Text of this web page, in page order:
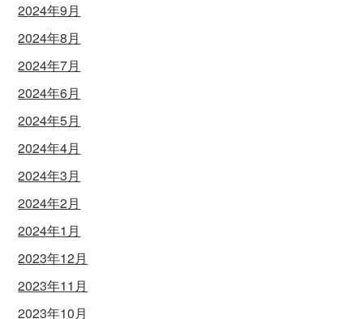
2024年9月
2024年8月
2024年7月
2024年6月
2024年5月
2024年4月
2024年3月
2024年2月
2024年1月
2023年12月
2023年11月
2023年10月